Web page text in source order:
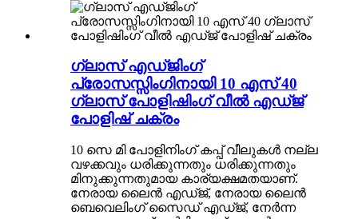
ഗ്ലാസ് എഡ്ജിംഗ്
പ്രോസസ്സിംഗിനായി 10 എസ് 40
ഗ്ലാസ് പോളിഷിംഗ് വീൽ എഡ്ജ്
പോളിഷ് ചക്രം
10 സെ മി പോളിനിംഗ് കപ്പ് വീലുകൾ നല്ല
വഴക്കവും ധരിക്കുന്നതും ധരിക്കുന്നതും
മിനുക്കുന്നതുമായ കാര്യക്ഷമതയാണ്.
നേരായ ലൈൻ എഡ്ജ്, നേരായ ലൈൻ
ബെവെലിംഗ് സൈഡ് എഡ്ജ്, നേർന്ന